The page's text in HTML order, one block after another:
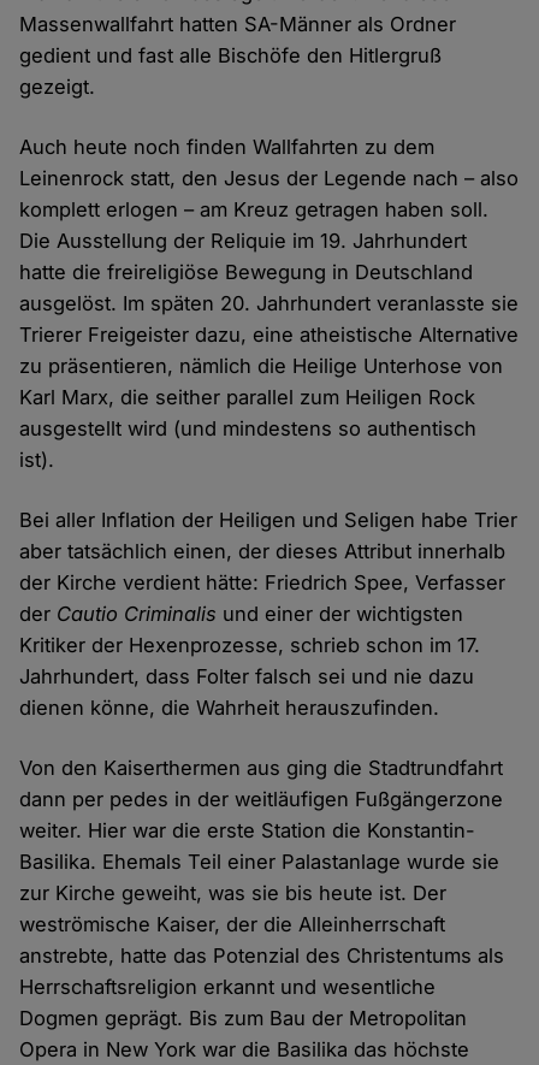
Massenwallfahrt hatten SA-Männer als Ordner
gedient und fast alle Bischöfe den Hitlergruß
gezeigt.
Auch heute noch finden Wallfahrten zu dem
Leinenrock statt, den Jesus der Legende nach – also
komplett erlogen – am Kreuz getragen haben soll.
Die Ausstellung der Reliquie im 19. Jahrhundert
hatte die freireligiöse Bewegung in Deutschland
ausgelöst. Im späten 20. Jahrhundert veranlasste sie
Trierer Freigeister dazu, eine atheistische Alternative
zu präsentieren, nämlich die Heilige Unterhose von
Karl Marx, die seither parallel zum Heiligen Rock
ausgestellt wird (und mindestens so authentisch
ist).
Bei aller Inflation der Heiligen und Seligen habe Trier
aber tatsächlich einen, der dieses Attribut innerhalb
der Kirche verdient hätte: Friedrich Spee, Verfasser
der Cautio Criminalis und einer der wichtigsten
Kritiker der Hexenprozesse, schrieb schon im 17.
Jahrhundert, dass Folter falsch sei und nie dazu
dienen könne, die Wahrheit herauszufinden.
Von den Kaiserthermen aus ging die Stadtrundfahrt
dann per pedes in der weitläufigen Fußgängerzone
weiter. Hier war die erste Station die Konstantin-
Basilika. Ehemals Teil einer Palastanlage wurde sie
zur Kirche geweiht, was sie bis heute ist. Der
weströmische Kaiser, der die Alleinherrschaft
anstrebte, hatte das Potenzial des Christentums als
Herrschaftsreligion erkannt und wesentliche
Dogmen geprägt. Bis zum Bau der Metropolitan
Opera in New York war die Basilika das höchste